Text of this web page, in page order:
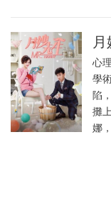
心
學
陷
攤
娜